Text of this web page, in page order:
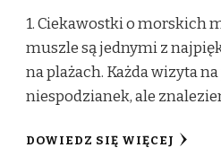
1. Ciekawostki o morskich
muszle są jednymi z
na plażach. Każda wizyta
niespodzianek, ale
DOWIEDZ SIĘ WIĘCEJ